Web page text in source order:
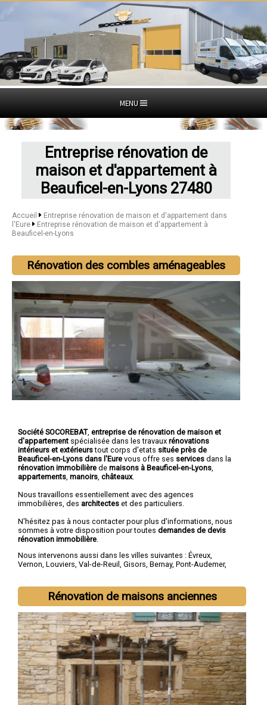
MENU
Entreprise rénovation de
maison et d'appartement à
Beauficel-en-Lyons 27480
Accueil
Entreprise rénovation de maison et d'appartement dans
l'Eure
Entreprise rénovation de maison et d'appartement à
Beauficel-en-Lyons
Rénovation des combles aménageables
Société SOCOREBAT, entreprise de rénovation de maison et
d'appartement spécialisée dans les travaux rénovations
intérieurs et extérieurstout corps d'etats située près de
Beauficel-en-Lyons dans l'Eure vous offre ses services dans la
rénovation immobilière de maisons à Beauficel-en-Lyons
appartements manoirs châteaux.
Nous travaillons essentiellement avec des agences
immobilières, des architectes et des particuliers.
N'hésitez pas à nous contacter pour plus d'informations, nous
sommes à votre disposition pour toutes demandes de devis
rénovation immobilière
Nous intervenons aussi dans les villes suivantes : Évreux,
Vernon, Louviers, Val-de-Reuil , Gisors, Bernay, Pont-Audemer,
Rénovation de maisons anciennes